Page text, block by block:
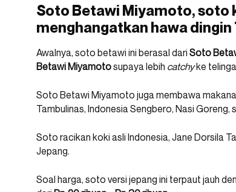
Soto Betawi Miyamoto, soto
menghangatkan hawa dingin
Awalnya, soto betawi ini berasal dari Soto
Betawi Miyamotosupaya lebih catchyke
Soto Betawi Miyamoto juga membawa
Tambulinas, Indonesia Sengbero, Nasi Goreng,
Soto racikan koki asli Indonesia, Jane Dorsila
Jepang.
Soal harga, soto versi jepang ini terpaut jauh